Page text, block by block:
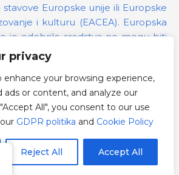
privacy
enhance your browsing experience,
ads or content, and analyze our
All", you consent to our use
GDPR politika and Cookie Policy
Reject All Accept All
stavove Europske unije ili Europske
i kulturu (EACEA). Europska
je odobrilo sredstva ne mogu biti
projekta:101139879
GDPR politika
Cookie Policy